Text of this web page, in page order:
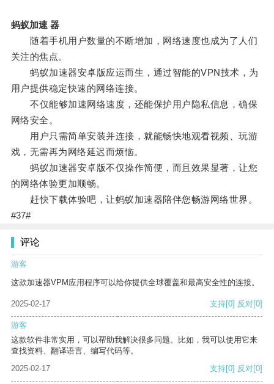
蚂蚁加速 器
随着手机用户数量的不断增加，网络速度也成为了人们
关注的焦点。
蚂蚁加速器安卓版应运而生，通过智能的VPN技术，为
用户提供稳定快速的网络连接。
不仅能够加速网络速度，还能保护用户隐私信息，确保
网络安全。
用户只需简单安装并连接，就能畅快地观看视频、玩游
戏，无需再为网络延迟而烦恼。
蚂蚁加速器安卓版不仅操作简便，而且效果显著，让您
的网络体验更加顺畅。
赶快下载体验吧，让蚂蚁加速器陪伴您畅游网络世界。
#37#
评论
游客
这款加速器VPM应用程序可以给你提供全球覆盖和最高安全性的连接。
2025-02-17 支持[0] 反对[0]
游客
这款软件非常实用，可以帮助我解决很多问题。比如，我可以使用它来
查找资料、翻译语言、编写代码等。
2025-02-17
支持[0] 反对[0]